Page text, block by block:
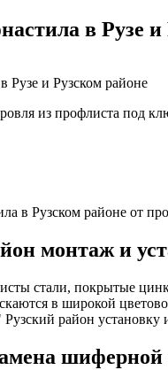
в Рузе и
Рузе и Рузском районе
в Рузском районе от
монтаж и
стали, покрытые
в широкой
район установку
шиферной